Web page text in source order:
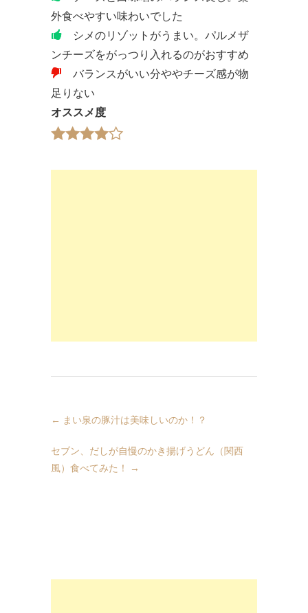
外食べやすい味わいでした
シメのリゾットがうまい。パルメザ
ンチーズをがっつり入れるのがおすすめ
バランスがいい分ややチーズ感が物
足りない
オススメ度
← まい泉の豚汁は美味しいのか！？
セブン、だしが自慢のかき揚げうどん（関西
風）食べてみた！
→